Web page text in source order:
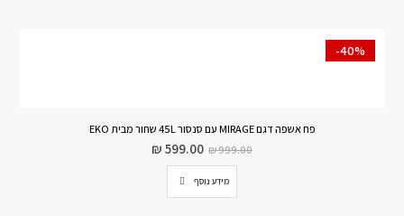
-40%
פח אשפה דגם MIRAGE עם סנסור 45L שחור מבית EKO
₪999.00
₪ 599.00
מידע נוסף